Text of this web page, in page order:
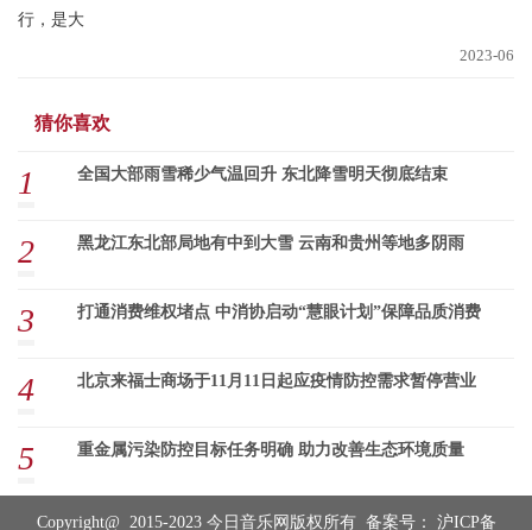
行，是大
2023-06
猜你喜欢
1 全国大部雨雪稀少气温回升 东北降雪明天彻底结束
2 黑龙江东北部局地有中到大雪 云南和贵州等地多阴雨
3 打通消费维权堵点 中消协启动“慧眼计划”保障品质消费
4 北京来福士商场于11月11日起应疫情防控需求暂停营业
5 重金属污染防控目标任务明确 助力改善生态环境质量
Copyright@ 2015-2023 今日音乐网版权所有 备案号： 沪ICP备